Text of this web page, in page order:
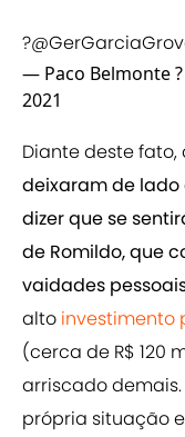
?️
— Paco Belmonte
2021
Diante deste
deixaram de
dizer que se
de Romildo, que
vaidades
alto investimento
(cerca de R$ 120
arriscado
própria situação